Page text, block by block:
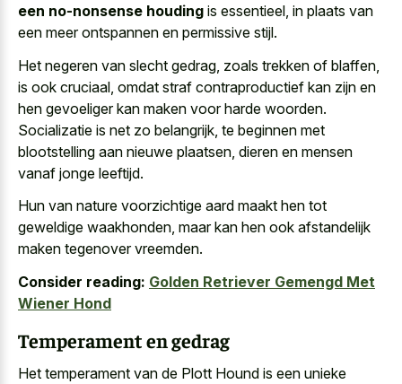
een no-nonsense houding is essentieel, in plaats van
een meer ontspannen en permissive stijl.
Het negeren van slecht gedrag, zoals trekken of blaffen,
is ook cruciaal, omdat straf contraproductief kan zijn en
hen gevoeliger kan maken voor harde woorden.
Socializatie is net zo belangrijk, te beginnen met
blootstelling aan nieuwe plaatsen, dieren en mensen
vanaf jonge leeftijd.
Hun van nature voorzichtige aard maakt hen tot
geweldige waakhonden, maar kan hen ook afstandelijk
maken tegenover vreemden.
Consider reading: Golden Retriever Gemengd Met
Wiener Hond
Temperament en gedrag
Het temperament van de Plott Hound is een unieke